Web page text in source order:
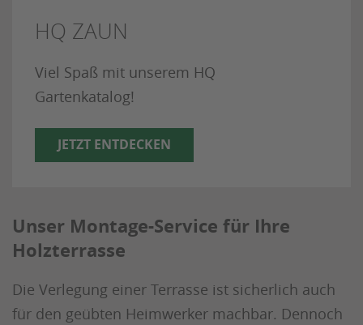
HQ ZAUN
Viel Spaß mit unserem HQ
Gartenkatalog!
JETZT ENTDECKEN
Unser Montage-Service für Ihre
Holzterrasse
Die Verlegung einer Terrasse ist sicherlich auch
für den geübten Heimwerker machbar. Dennoch